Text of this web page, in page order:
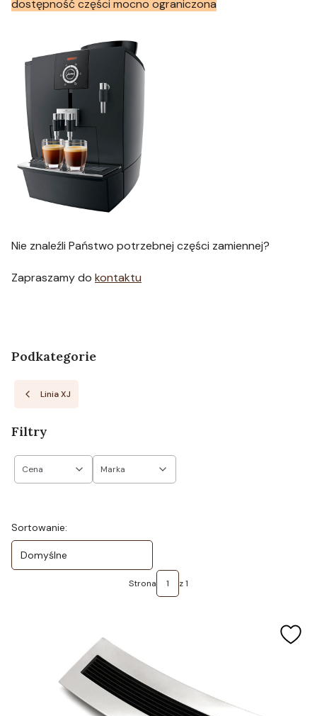
dostępność części mocno ograniczona
Nie znaleźli Państwo potrzebnej części zamiennej?
Zapraszamy do kontaktu
Podkategorie
Linia XJ
Filtry
Cena Marka
Lista produktów
Sortowanie:
Domyślne
Strona z 1